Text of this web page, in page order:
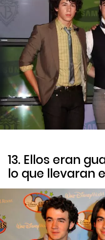
13. Ellos eran
lo que llevaran